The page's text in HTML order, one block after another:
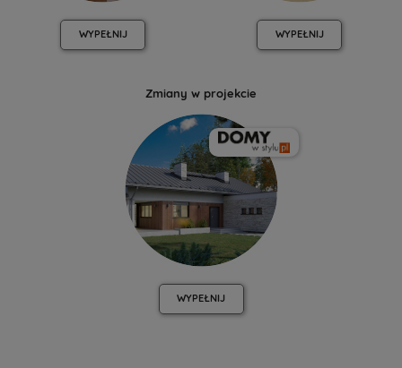
WYPEŁNIJ WYPEŁNIJ
Zmiany w projekcie
WYPEŁNIJ